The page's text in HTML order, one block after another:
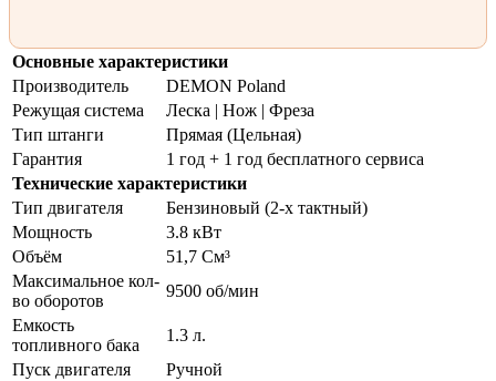
Основные характеристики
Производитель
DEMON Poland
Режущая система
Леска | Нож | Фреза
Тип штанги
Прямая (Цельная)
Гарантия
1 год + 1 год бесплатного сервиса
Технические характеристики
Тип двигателя
Бензиновый (2-х тактный)
Мощность
3.8 кВт
Объём
51,7 См³
Максимальное кол-
во оборотов
9500 об/мин
Емкость
топливного бака
1.3 л.
Пуск двигателя
Ручной